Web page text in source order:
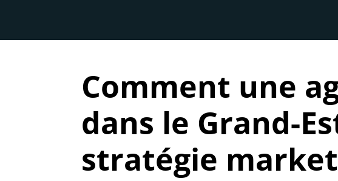
Comment une
dans le Grand-
stratégie